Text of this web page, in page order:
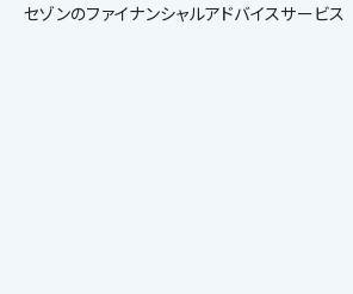
セゾンのファイナンシャルアドバイスサービス